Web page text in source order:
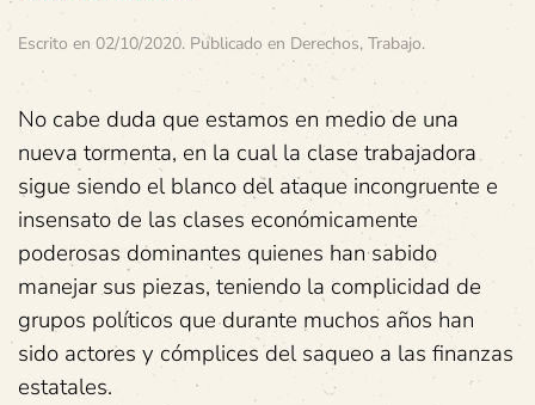
Escrito en 02/10/2020. Publicado en Derechos, Trabajo.
No cabe duda que estamos en medio de una
nueva tormenta, en la cual la clase trabajadora
sigue siendo el blanco del ataque incongruente e
insensato de las clases económicamente
poderosas dominantes quienes han sabido
manejar sus piezas, teniendo la complicidad de
grupos políticos que durante muchos años han
sido actores y cómplices del saqueo a las finanzas
estatales.